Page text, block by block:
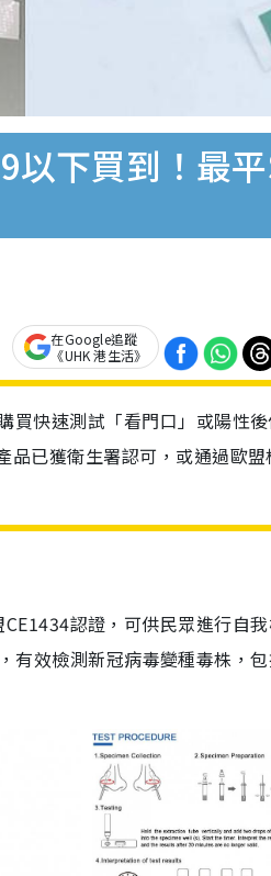
以下買到！最
在Google追蹤
《UHK 港生活》
買快速測試「看門口」或陽性
品已獲衛生署認可，或通過歐盟
認證，可供民眾進行自
有效檢測新冠病毒變種毒株，